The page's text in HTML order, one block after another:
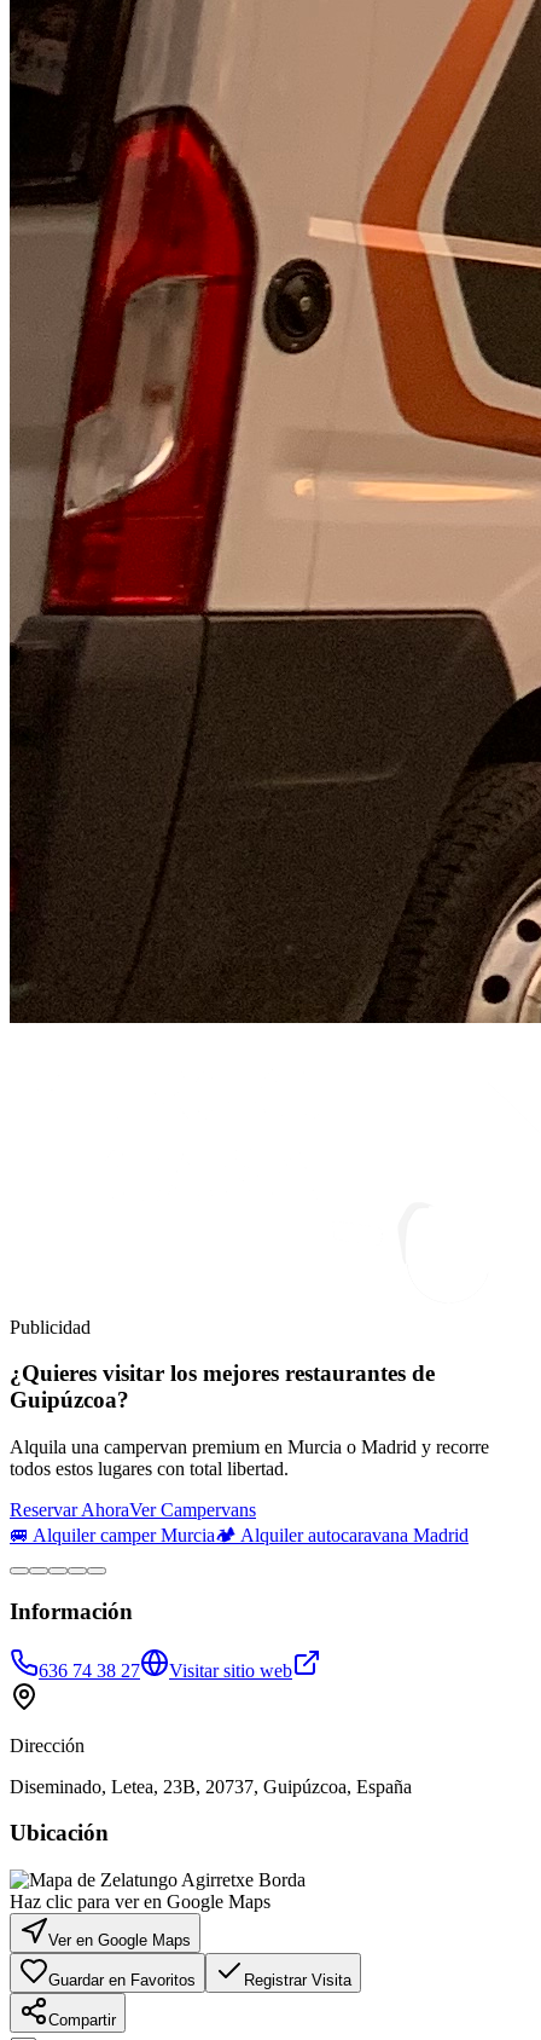
Publicidad
¿Quieres visitar los mejores restaurantes de
Guipúzcoa?
Alquila una campervan premium en Murcia o Madrid y recorre
todos estos lugares con total libertad.
Reservar AhoraVer Campervans
🚐 Alquiler camper Murcia🏕️ Alquiler autocaravana Madrid
Información
636 74 38 27 Visitar sitio web
Dirección
Diseminado, Letea, 23B, 20737, Guipúzcoa, España
Ubicación
Haz clic para ver en Google Maps
Ver en Google Maps
Guardar en Favoritos Registrar Visita
Compartir